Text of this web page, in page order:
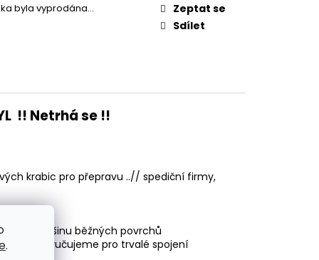
.
byla vyprodána…
Zeptat se
Sdílet
!! Netrhá se !!
krabic pro přepravu ..// spediční firmy,
na většinu běžných povrchů
/ nedoporučujeme pro trvalé spojení